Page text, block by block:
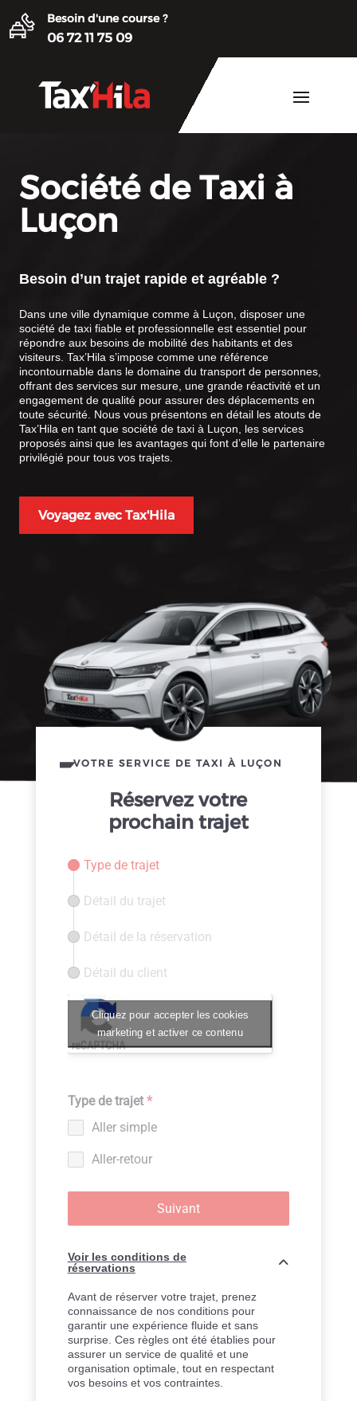
Besoin d'une course ?
06 72 11 75 09
Société de Taxi à
Luçon
Besoin d’un trajet rapide et agréable ?
Dans une ville dynamique comme à Luçon, disposer une
société de taxi fiable et professionnelle est essentiel pour
répondre aux besoins de mobilité des habitants et des
visiteurs. Tax’Hila s’impose comme une référence
incontournable dans le domaine du transport de personnes,
offrant des services sur mesure, une grande réactivité et un
engagement de qualité pour assurer des déplacements en
toute sécurité. Nous vous présentons en détail les atouts de
Tax’Hila en tant que société de taxi à Luçon, les services
proposés ainsi que les avantages qui font d’elle le partenaire
privilégié pour tous vos trajets.
Voyagez avec Tax'Hila
VOTRE SERVICE DE TAXI À LUÇON
Réservez votre
prochain trajet
Type de trajet
Détail du trajet
Détail de la réservation
Détail du client
Cliquez pour accepter les cookies
marketing et activer ce contenu
Type de trajet*
Aller simple
Aller-retour
Suivant
Voir les conditions de
réservations
Avant de réserver votre trajet, prenez
connaissance de nos conditions pour
garantir une expérience fluide et sans
surprise. Ces règles ont été établies pour
assurer un service de qualité et une
organisation optimale, tout en respectant
vos besoins et vos contraintes.